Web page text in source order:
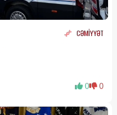
CƏMİYYƏT
0 0